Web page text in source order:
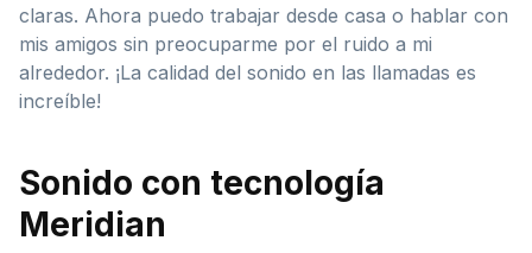
claras. Ahora puedo trabajar desde casa o hablar con
mis amigos sin preocuparme por el ruido a mi
alrededor. ¡La calidad del sonido en las llamadas es
increíble!
Sonido con tecnología
Meridian